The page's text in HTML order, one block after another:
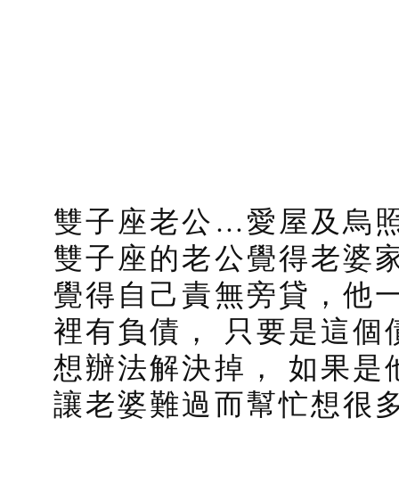
雙子座老公…愛屋及烏
雙子座的老公覺得老婆
覺得自己責無旁貸，他
裡有負債， 只要是這
想辦法解決掉， 如果
讓老婆難過而幫忙想很